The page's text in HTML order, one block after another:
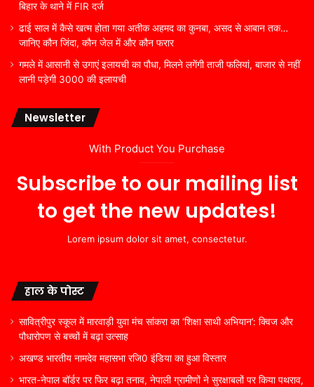
बिहार के थाने में FIR दर्ज
ढाई साल में कैसे खत्म होता गया अतीक अहमद का कुनबा, असद से आबान तक…
जानिए कौन जिंदा, कौन जेल में और कौन फरार
गमले में आसानी से उगाएं इलायची का पौधा, मिलने लगेंगी ताजी फलियां, बाजार से नहीं
लानी पड़ेगी 3000 की इलायची
Newsletter
With Product You Purchase
Subscribe to our mailing list
to get the new updates!
Lorem ipsum dolor sit amet, consectetur.
हाल के पोस्ट
सावित्रीपुर स्कूल में मारवाड़ी युवा मंच सांकरा का ‘शिक्षा साथी अभियान’: क्विज और
पौधारोपण से बच्चों में बढ़ा उत्साह
अखण्ड भारतीय नामदेव महासभा रजि0 इंडिया का हुआ विस्तार
भारत-नेपाल बॉर्डर पर फिर बढ़ा तनाव, नेपाली ग्रामीणों ने सुरक्षाबलों पर किया पथराव,